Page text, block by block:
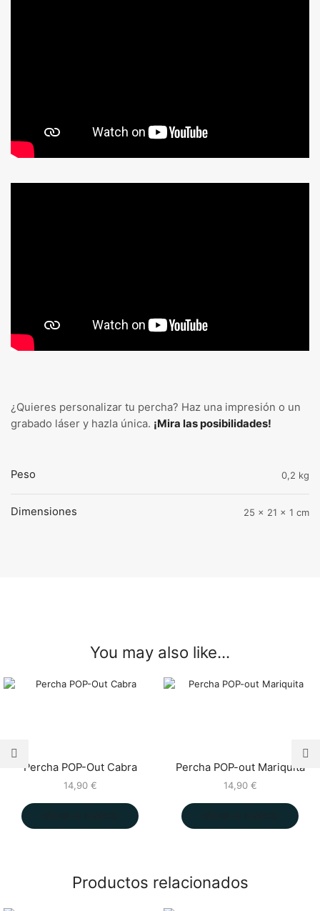
¿Quieres personalizar tu percha? Haz una impresión o un
grabado láser y hazla única. ¡Mira las posibilidades!
Peso 0,2 kg
Dimensiones 25 × 21 × 1 cm
You may also like...
Percha POP-Out Cabra
14,90 €
Percha POP-out Mariquita
14,90 €
Productos relacionados